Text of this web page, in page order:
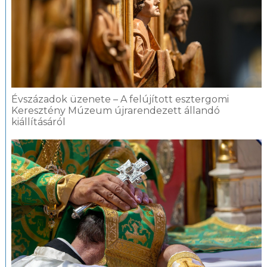
Évszázadok üzenete – A felújított esztergomi
Keresztény Múzeum újrarendezett állandó
kiállításáról